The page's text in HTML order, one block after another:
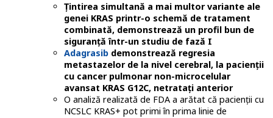
Țintirea simultană a mai multor variante ale
genei KRAS printr-o schemă de tratament
combinată, demonstrează un profil bun de
siguranță într-un studiu de fază I
Adagrasib demonstrează regresia
metastazelor de la nivel cerebral, la pacienții
cu cancer pulmonar non-microcelular
avansat KRAS G12C, netratați anterior
O analiză realizată de FDA a arătat că pacienţii cu
NCSLC KRAS+ pot primi în prima linie de